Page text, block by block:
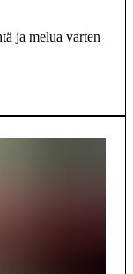
ja melua varten